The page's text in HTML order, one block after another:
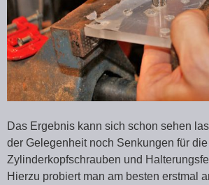
Das Ergebnis kann sich schon sehen
der Gelegenheit noch Senkungen für die
Zylinderkopfschrauben und
Hierzu probiert man am besten erstmal